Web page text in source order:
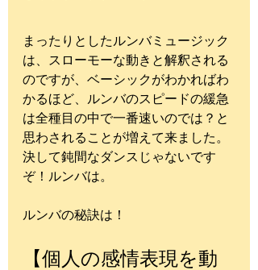
まったりとしたルンバミュージック
は、スローモーな動きと解釈される
のですが、ベーシックがわかればわ
かるほど、ルンバのスピードの緩急
は全種目の中で一番速いのでは？と
思わされることが増えて来ました。
決して鈍間なダンスじゃないです
ぞ！ルンバは。
ルンバの秘訣は！
【個人の感情表現を動